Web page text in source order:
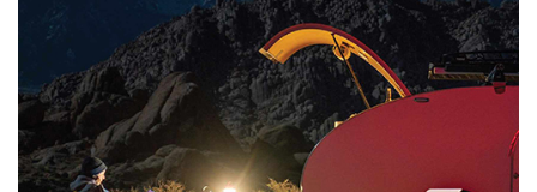
Улсын чанартай хатуу хучилттай
авто замын талаас и...
2026/08/06